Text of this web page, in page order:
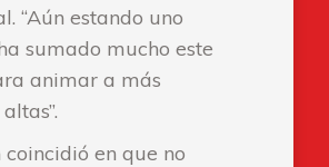
“Aún estando uno
sumado mucho este
animar a más
en que no